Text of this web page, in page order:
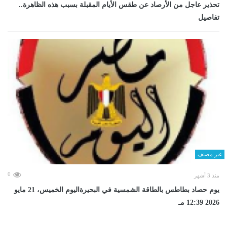
تحذير عاجل من الأرصاد عن طقس الأيام المقبلة بسبب هذه الظاهرة..
تفاصيل
غير مصنف
منذ 3 أشهر 0
يوم حصاد بطاطس بالطاقة الشمسية في البحيرةاليوم الخميس، 21 مايو
2026 12:39 مـ